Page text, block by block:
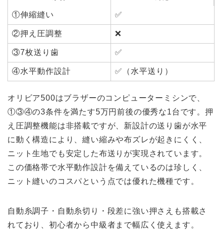
①伸縮縫い ✅
②押え圧調整 ❌
③7枚送り歯 ✅
④水平動作設計 ✅（水平送り）
オリビア500はブラザーのコンピューターミシンで、
①③④の3条件を満たす5万円前後の優秀な1台です。押
え圧調整機能は非搭載ですが、新設計の送り歯が水平
に動く構造により、縫い縮みや布ズレが起きにくく、
ニット生地でも安定した布送りが実現されています。
この価格帯で水平動作設計を備えているのは珍しく、
ニット縫いのコスパという点では優れた機種です。
自動糸調子・自動糸切り・段差に強い押さえも搭載さ
れており、初心者から中級者まで幅広く使えます。